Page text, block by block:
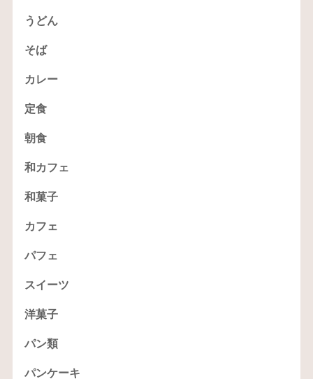
うどん
そば
カレー
定食
朝食
和カフェ
和菓子
カフェ
パフェ
スイーツ
洋菓子
パン類
パンケーキ